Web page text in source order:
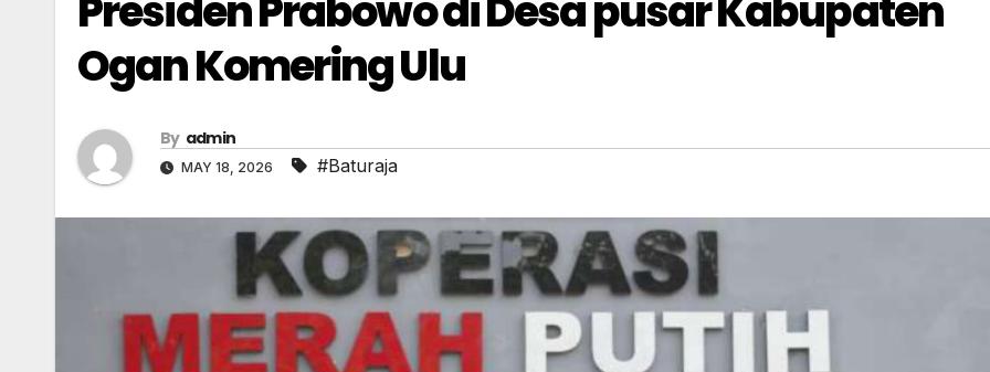
Ogan Komering Ulu
By admin
MAY 18, 2026 #Baturaja